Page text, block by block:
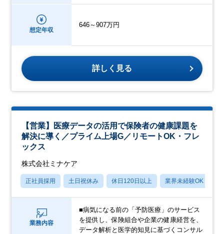
想定年収
646～907万円
詳しく見る
【営業】医療データの活用で保険者の健康課題を
解決に導く／プライム上場G／リモートOK・フレ
ックス
株式会社ミナケア
正社員採用 土日祝休み 休日120日以上 業界未経験OK
業務内容
■病気になる前の「予防医療」のサービス
を提供し、保険組合や企業の健康経営を、
データ解析と医学的知見に基づくコンサル